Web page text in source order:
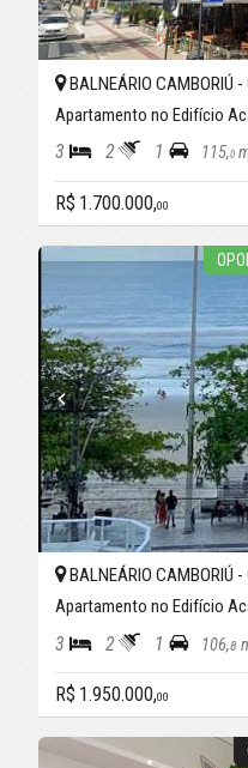
BALNEÁRIO CAMBORIÚ -
Apartamento no Edifício
3 2 1 115,0
R$ 1.700.000,00
BALNEÁRIO CAMBORIÚ -
Apartamento no Edifício
3 2 1 106,8
R$ 1.950.000,00